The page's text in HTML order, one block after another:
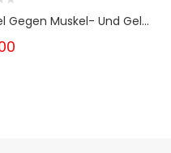
Muskel- Und Gel...